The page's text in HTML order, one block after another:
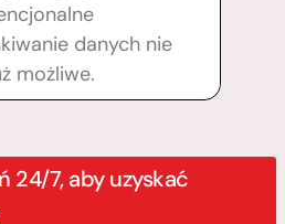
danych nie
możliwe.
24/7, aby uzyskać